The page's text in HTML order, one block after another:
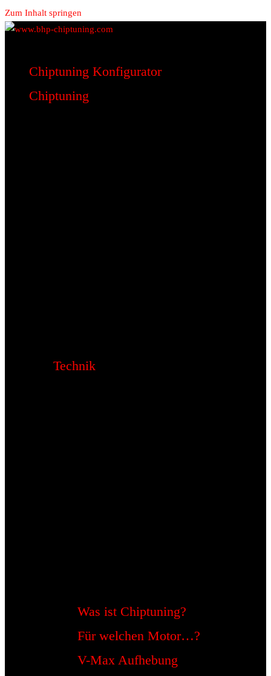
Zum Inhalt springen
www.bhp-chiptuning.com
BHP Motorsport
Chiptuning Konfigurator
Chiptuning
Technik
Was ist Chiptuning?
Für welchen Motor…?
V-Max Aufhebung